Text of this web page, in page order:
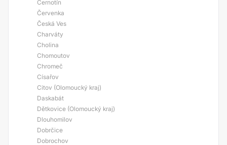
Černotín
Červenka
Česká Ves
Charváty
Cholina
Chomoutov
Chromeč
Císařov
Citov (Olomoucký kraj)
Daskabát
Dětkovice (Olomoucký kraj)
Dlouhomilov
Dobrčice
Dobrochov